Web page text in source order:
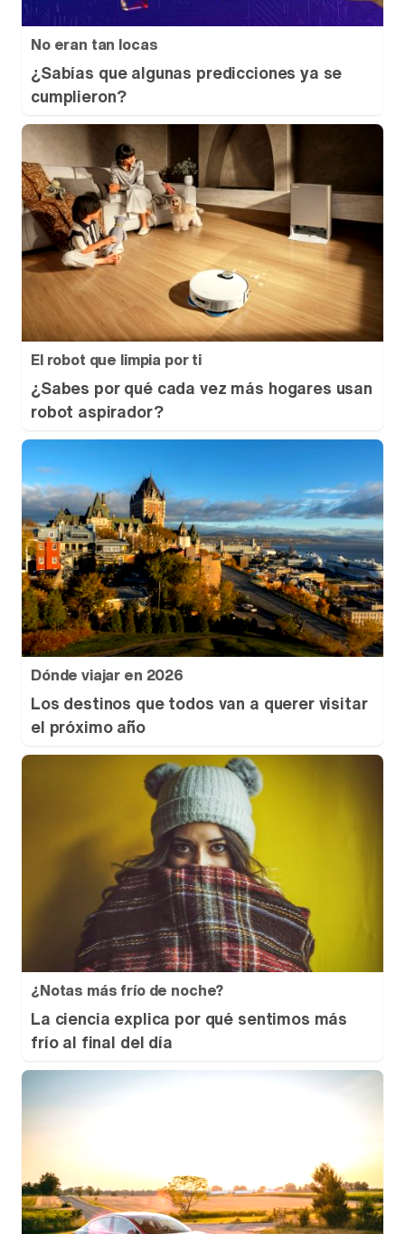
No eran tan locas
¿Sabías que algunas predicciones ya se
cumplieron?
El robot que limpia por ti
¿Sabes por qué cada vez más hogares usan
robot aspirador?
Dónde viajar en 2026
Los destinos que todos van a querer visitar
el próximo año
¿Notas más frío de noche?
La ciencia explica por qué sentimos más
frío al final del día